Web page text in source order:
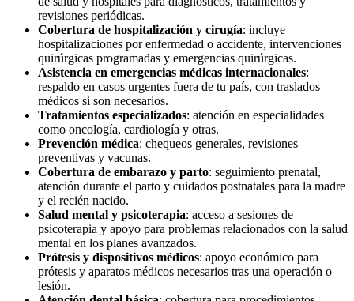
revisiones periódicas.
Cobertura de hospitalización y cirugía: incluye
hospitalizaciones por enfermedad o accidente, intervenciones
quirúrgicas programadas y emergencias quirúrgicas.
Asistencia en emergencias médicas internacionales:
respaldo en casos urgentes fuera de tu país, con traslados
médicos si son necesarios.
Tratamientos especializados: atención en especialidades
como oncología, cardiología y otras.
Prevención médica: chequeos generales, revisiones
preventivas y vacunas.
Cobertura de embarazo y parto: seguimiento prenatal,
atención durante el parto y cuidados postnatales para la madre
y el recién nacido.
Salud mental y psicoterapia: acceso a sesiones de
psicoterapia y apoyo para problemas relacionados con la salud
mental en los planes avanzados.
Prótesis y dispositivos médicos: apoyo económico para
prótesis y aparatos médicos necesarios tras una operación o
lesión.